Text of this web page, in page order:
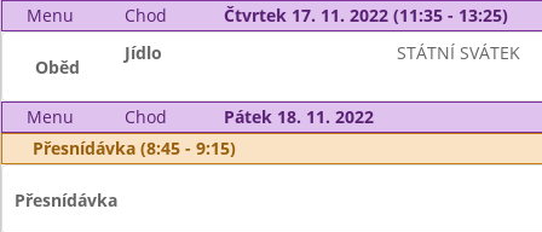
Menu Chod Čtvrtek 17. 11. 2022 (11:35 - 13:25)
Oběd
Jídlo STÁTNÍ SVÁTEK
Menu Chod
Pátek 18. 11. 2022
Přesnídávka (8:45 - 9:15)
Přesnídávka